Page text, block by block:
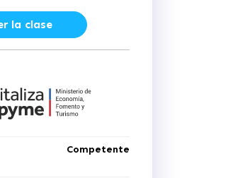
la clase
Competente